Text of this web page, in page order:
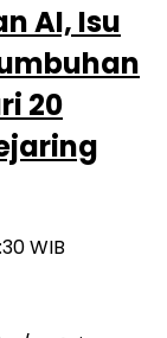
AI, Isu
20
WIB